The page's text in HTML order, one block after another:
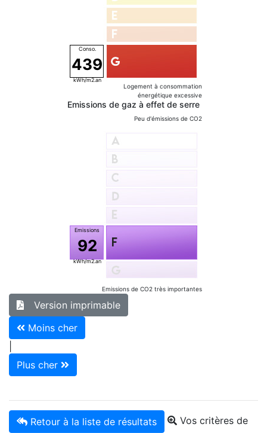
439
Logement à consommation
énergétique excessive
Emissions de gaz à effet de serre
Peu d'émissions de CO2
92
Emissions de CO2 très importantes
Version imprimable
Moins cher
Plus cher
Retour à la liste de résultats
Vos critères de